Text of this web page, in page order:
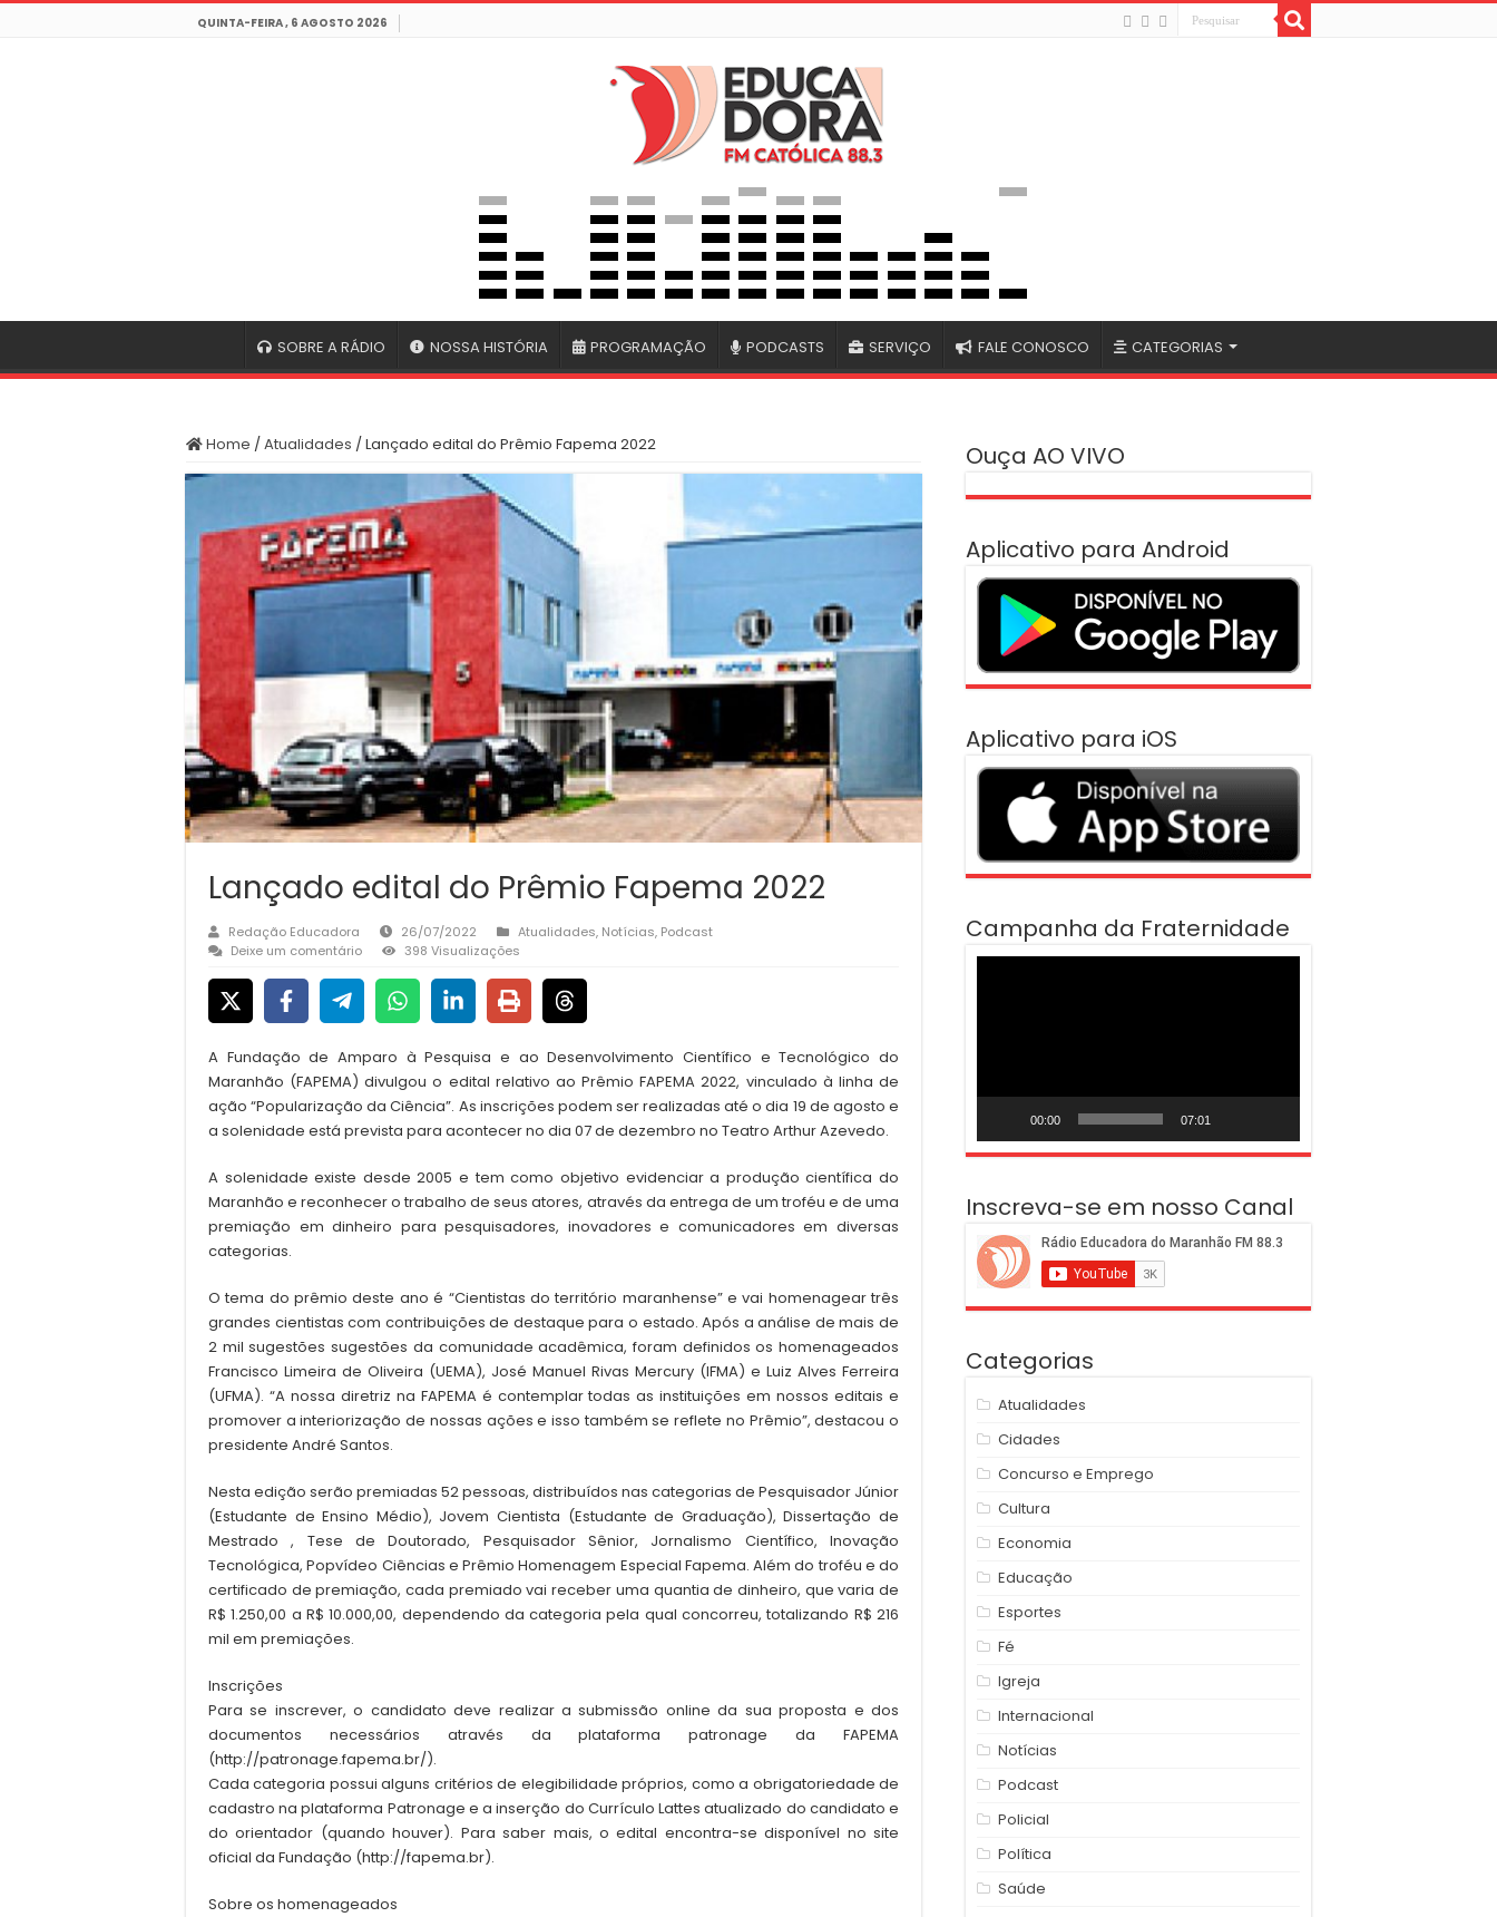
QUINTA-FEIRA , 6 AGOSTO 2026
SOBRE A RÁDIO NOSSA HISTÓRIA PROGRAMAÇÃO PODCASTS SERVIÇO FALE CONOSCO CATEGORIAS
Home /Atualidades /Lançado edital do Prêmio Fapema 2022
Lançado edital do Prêmio Fapema 2022
Redação Educadora 26/07/2022 Atualidades, Notícias, Podcast
Deixe um comentário
398 Visualizações
A Fundação de Amparo à Pesquisa e ao Desenvolvimento Científico e Tecnológico do
Maranhão (FAPEMA) divulgou o edital relativo ao Prêmio FAPEMA 2022, vinculado à linha de
ação “Popularização da Ciência”. As inscrições podem ser realizadas até o dia 19 de agosto e
a solenidade está prevista para acontecer no dia 07 de dezembro no Teatro Arthur Azevedo.
A solenidade existe desde 2005 e tem como objetivo evidenciar a produção científica do
Maranhão e reconhecer o trabalho de seus atores, através da entrega de um troféu e de uma
premiação em dinheiro para pesquisadores, inovadores e comunicadores em diversas
categorias.
O tema do prêmio deste ano é “Cientistas do território maranhense” e vai homenagear três
grandes cientistas com contribuições de destaque para o estado. Após a análise de mais de
2 mil sugestões sugestões da comunidade acadêmica, foram definidos os homenageados
Francisco Limeira de Oliveira (UEMA), José Manuel Rivas Mercury (IFMA) e Luiz Alves Ferreira
(UFMA). “A nossa diretriz na FAPEMA é contemplar todas as instituições em nossos editais e
promover a interiorização de nossas ações e isso também se reflete no Prêmio”, destacou o
presidente André Santos.
Nesta edição serão premiadas 52 pessoas, distribuídos nas categorias de Pesquisador Júnior
(Estudante de Ensino Médio), Jovem Cientista (Estudante de Graduação), Dissertação de
Mestrado , Tese de Doutorado, Pesquisador Sênior, Jornalismo Científico, Inovação
Tecnológica, Popvídeo Ciências e Prêmio Homenagem Especial Fapema. Além do troféu e do
certificado de premiação, cada premiado vai receber uma quantia de dinheiro, que varia de
R$ 1.250,00 a R$ 10.000,00, dependendo da categoria pela qual concorreu, totalizando R$ 216
mil em premiações.
Inscrições
Para se inscrever, o candidato deve realizar a submissão online da sua proposta e dos
documentos necessários através da plataforma patronage da FAPEMA
(http://patronage.fapema.br/).
Cada categoria possui alguns critérios de elegibilidade próprios, como a obrigatoriedade de
cadastro na plataforma Patronage e a inserção do Currículo Lattes atualizado do candidato e
do orientador (quando houver). Para saber mais, o edital encontra-se disponível no site
oficial da Fundação (http://fapema.br).
Sobre os homenageados
Ouça AO VIVO
Aplicativo para Android
Aplicativo para iOS
Campanha da Fraternidade
00:00 07:01
Inscreva-se em nosso Canal
Categorias
Atualidades
Cidades
Concurso e Emprego
Cultura
Economia
Educação
Esportes
Fé
Igreja
Internacional
Notícias
Podcast
Policial
Política
Saúde